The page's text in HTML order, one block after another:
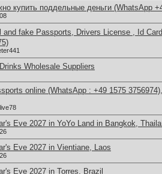
купить поддельные деньги (WhatsApp
and fake Passports, Drivers License , Id
Wholesale Suppliers
online (WhatsApp : +49 1575
Eve 2027 in YoYo Land in Bangkok,
Eve 2027 in Vientiane, Laos
Eve 2027 in Torres, Brazil